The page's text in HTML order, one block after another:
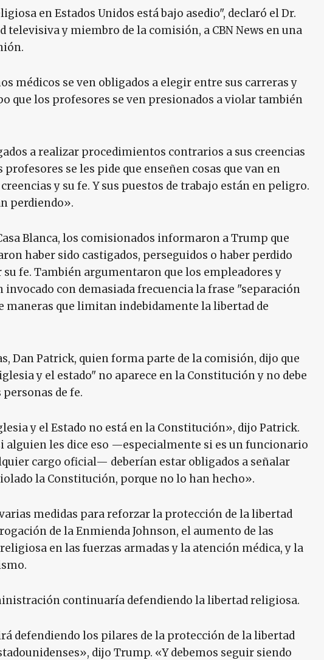
en Estados Unidos está bajo asedio", declaró el Dr.
televisiva y miembro de la comisión, a CBN News en una
médicos se ven obligados a elegir entre sus carreras y
que los profesores se ven presionados a violar también
a realizar procedimientos contrarios a sus creencias
se les pide que enseñen cosas que van en
y su fe. Y sus puestos de trabajo están en peligro.
perdiendo».
Blanca, los comisionados informaron a Trump que
haber sido castigados, perseguidos o haber perdido
fe. También argumentaron que los empleadores y
con demasiada frecuencia la frase "separación
maneras que limitan indebidamente la libertad de
Dan Patrick, quien forma parte de la comisión, dijo que
y el estado" no aparece en la Constitución y no debe
de fe.
y el Estado no está en la Constitución», dijo Patrick.
alguien les dice eso —especialmente si es un funcionario
cargo oficial— deberían estar obligados a señalar
la Constitución, porque no lo han hecho».
medidas para reforzar la protección de la libertad
de la Enmienda Johnson, el aumento de las
en las fuerzas armadas y la atención médica, y la
continuaría defendiendo la libertad religiosa.
defendiendo los pilares de la protección de la libertad
dijo Trump. «Y debemos seguir siendo